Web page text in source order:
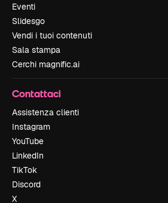
Eventi
Slidesgo
Vendi i tuoi contenuti
Sala stampa
Cerchi magnific.ai
Contattaci
Assistenza clienti
Instagram
YouTube
LinkedIn
TikTok
Discord
X